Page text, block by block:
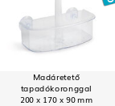
Madáretető
tapadókoronggal
200 x 170 x 90 mm